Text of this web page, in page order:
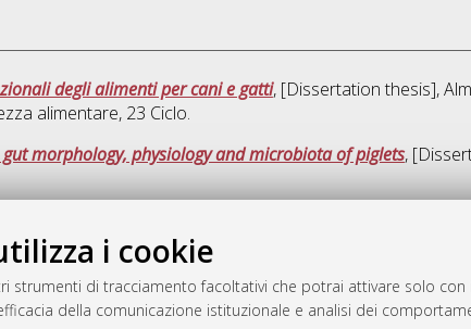
i cookie
strumenti di tracciamento facoltativi che potrai attivare solo con
della comunicazione istituzionale e analisi dei
degli alimenti per cani e gatti, [Dissertation thesis],
alimentare, 23 Ciclo.
morphology, physiology and microbiota of piglets,
Questa lista e' stata generata il